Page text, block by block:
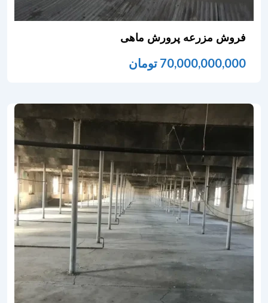
فروش مزرعه پرورش ماهی
70,000,000,000 تومان